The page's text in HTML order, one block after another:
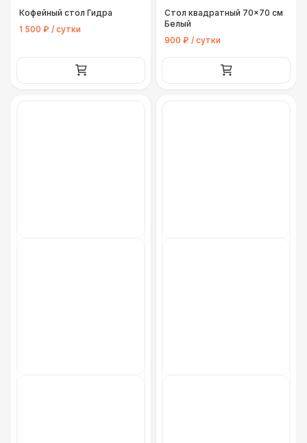
Кофейный стол Гидра
1 500 ₽ / сутки
Стол квадратный 70×70 см
Белый
900 ₽ / сутки